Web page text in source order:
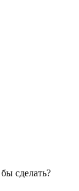
сделать?